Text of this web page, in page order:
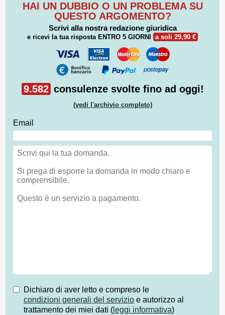
HAI UN DUBBIO O UN PROBLEMA SU
QUESTO ARGOMENTO?
Scrivi alla nostra redazione giuridica
e ricevi la tua risposta ENTRO 5 GIORNI a soli 29,90 €
9.582 consulenze svolte fino ad oggi!
(vedi l'archivio completo)
Email
Dichiaro di aver letto e compreso le
condizioni generali del servizio e autorizzo al
trattamento dei miei dati ( leggi informativa)